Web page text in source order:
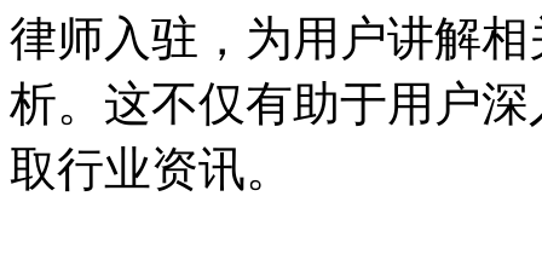
律师入驻，为用户讲解
析。这不仅有助于用户
取行业资讯。